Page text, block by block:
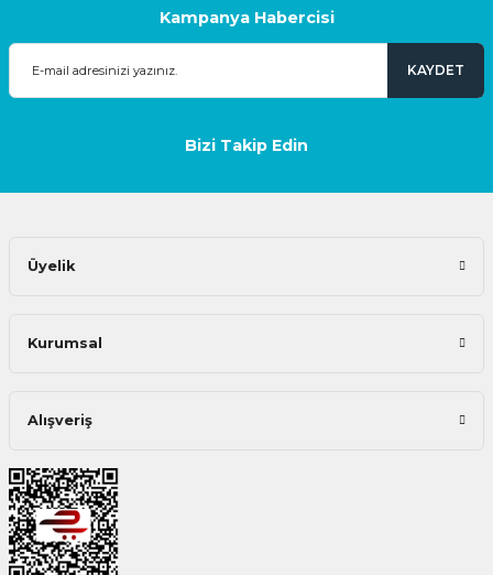
Kampanya Habercisi
KAYDET
Bizi Takip Edin
Üyelik
Kurumsal
Alışveriş